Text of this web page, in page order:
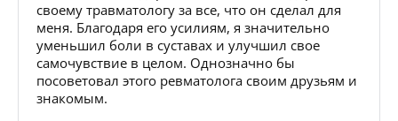
своему травматологу за все, что он сделал для
меня. Благодаря его усилиям, я значительно
уменьшил боли в суставах и улучшил свое
самочувствие в целом. Однозначно бы
посоветовал этого ревматолога своим друзьям и
знакомым.